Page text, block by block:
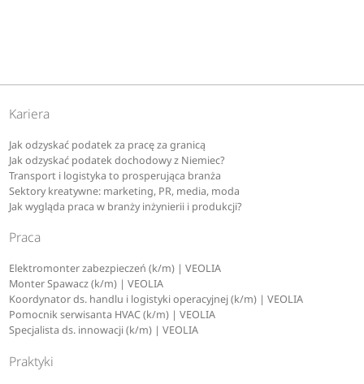
Kariera
Jak odzyskać podatek za pracę za granicą
Jak odzyskać podatek dochodowy z Niemiec?
Transport i logistyka to prosperująca branża
Sektory kreatywne: marketing, PR, media, moda
Jak wygląda praca w branży inżynierii i produkcji?
Praca
Elektromonter zabezpieczeń (k/m) | VEOLIA
Monter Spawacz (k/m) | VEOLIA
Koordynator ds. handlu i logistyki operacyjnej (k/m) | VEOLIA
Pomocnik serwisanta HVAC (k/m) | VEOLIA
Specjalista ds. innowacji (k/m) | VEOLIA
Praktyki